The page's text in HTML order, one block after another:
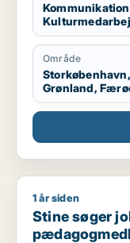
Område
Grønland,
Stine søger job
1 år siden
Stine søger